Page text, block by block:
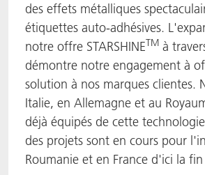
des effets métalliques
étiquettes auto-adhésives.
notre offre STARSHINETM à
démontre notre engagement à
solution à nos marques clientes.
Italie, en Allemagne et au
déjà équipés de cette
des projets sont en cours pour
Roumanie et en France d'ici la